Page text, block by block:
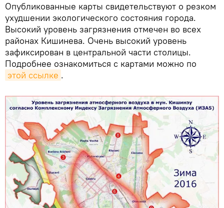
Опубликованные карты свидетельствуют о резком
ухудшении экологического состояния города.
Высокий уровень загрязнения отмечен во всех
районах Кишинева. Очень высокий уровень
зафиксирован в центральной части столицы.
Подробнее ознакомиться с картами можно по
этой ссылке .